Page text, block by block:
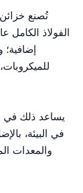
تُصنع خزائن
الفولاذ الكامل
يساعد ذلك في
في البيئة،
والمعدات